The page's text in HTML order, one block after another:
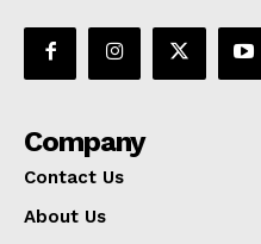
Company
Contact Us
About Us